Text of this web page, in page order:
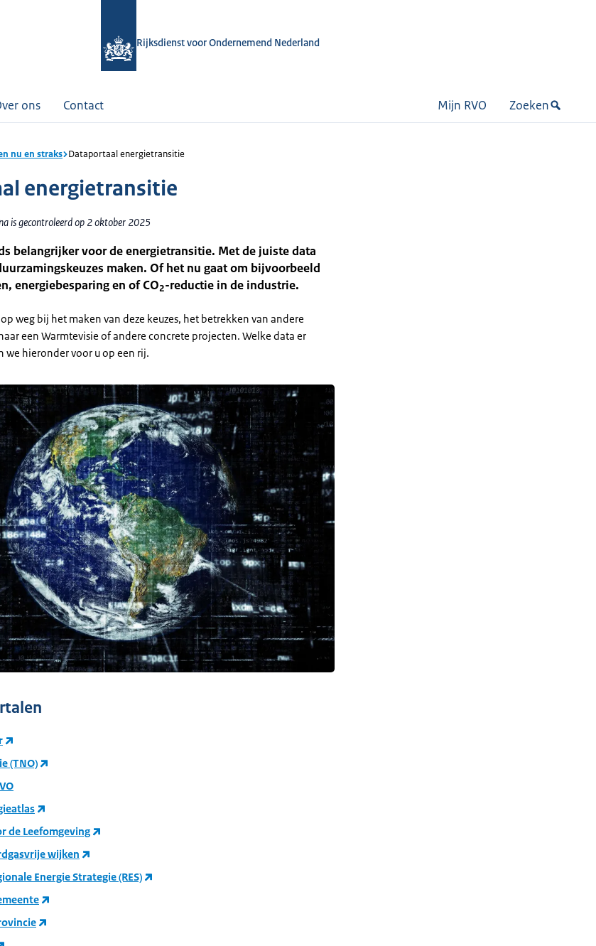
Rijksdienst voor Ondernemend Nederland
ons Contact Mijn RVO Zoeken
nu en straks Dataportaal energietransitie
energietransitie
is gecontroleerd op 2 oktober 2025
belangrijker voor de energietransitie. Met de juiste data
maken. Of het nu gaat om bijvoorbeeld
energiebesparing en of CO2-reductie in de industrie.
weg bij het maken van deze keuzes, het betrekken van andere
een Warmtevisie of andere concrete projecten. Welke data er
we hieronder voor u op een rij.
(TNO)
de Leefomgeving
wijken
Energie Strategie (RES)